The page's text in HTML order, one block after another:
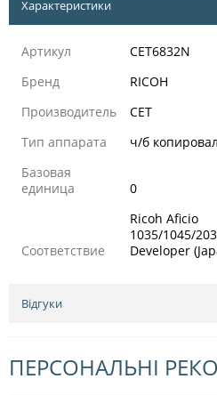
Характеристики
Артикул
CET6832N
Бренд
RICOH
Производитель
CET
Тип аппарата
ч/б
Базовая
единица
0
Соответствие
Ricoh Aficio
1035/1045/
Developer
Відгуки
ПЕРСОНАЛЬНІ